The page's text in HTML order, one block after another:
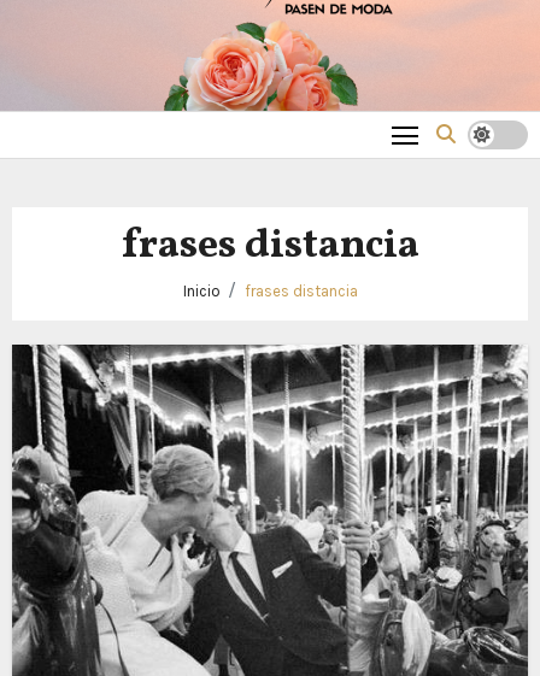
frases distancia
Inicio frases distancia